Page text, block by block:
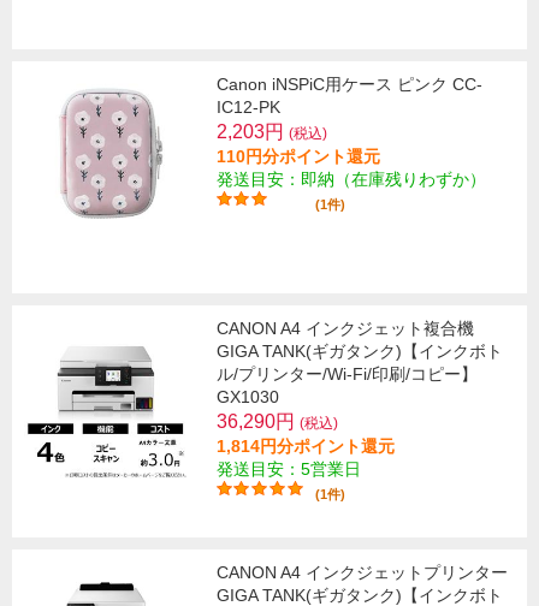
Canon iNSPiC用ケース ピンク CC-
IC12-PK
2,203円 (税込)
110円分ポイント還元
発送目安：即納（在庫残りわずか）
(1件)
CANON A4 インクジェット複合機
GIGA TANK(ギガタンク)【インクボト
ル/プリンター/Wi-Fi/印刷/コピー】
GX1030
36,290円 (税込)
1,814円分ポイント還元
発送目安：5営業日
(1件)
CANON A4 インクジェットプリンター
GIGA TANK(ギガタンク)【インクボト